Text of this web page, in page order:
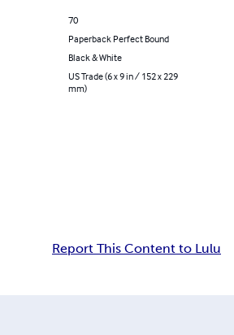
70
Paperback Perfect Bound
Black & White
US Trade (6 x 9 in / 152 x 229
mm)
Report This Content to Lulu